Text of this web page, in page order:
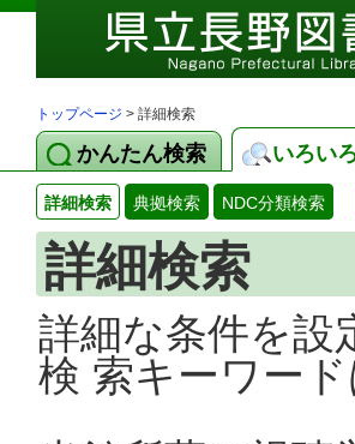
トップページ > 詳細検索
かんたん検索 いろい
詳細検索 典拠検索 NDC分類検索
詳細検索
詳細な条件を設
検 索キーワー